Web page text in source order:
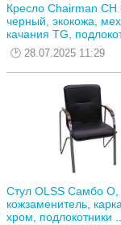
Кресло Chairman CH
черный, экокожа,
качания TG,
28.07.2025 11:29
Стул OLSS Самбо О,
кожзаменитель,
хром, подлокотники